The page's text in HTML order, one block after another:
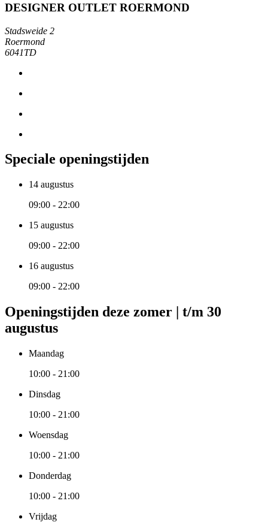
DESIGNER OUTLET ROERMOND
Stadsweide 2
Roermond
6041TD
Speciale openingstijden
14 augustus
09:00 - 22:00
15 augustus
09:00 - 22:00
16 augustus
09:00 - 22:00
Openingstijden deze zomer | t/m 30
augustus
Maandag
10:00 - 21:00
Dinsdag
10:00 - 21:00
Woensdag
10:00 - 21:00
Donderdag
10:00 - 21:00
Vrijdag